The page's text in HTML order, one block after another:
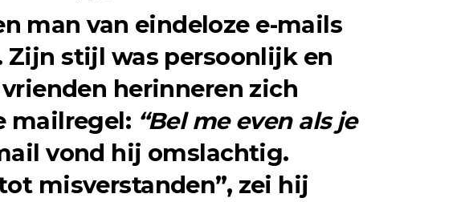
man van eindeloze e-mails
Zijn stijl was persoonlijk en
vrienden herinneren zich
mailregel: “Bel me even als je
vond hij omslachtig.
misverstanden”, zei hij